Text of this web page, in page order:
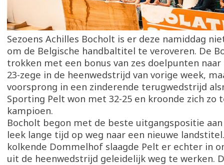
Sezoens Achilles Bocholt is er deze namiddag
om de Belgische handbaltitel te veroveren. De
trokken met een bonus van zes doelpunten naar
23-zege in de heenwedstrijd van vorige week,
voorsprong in een zinderende terugwedstrijd
Sporting Pelt won met 32-25 en kroonde zich zo
kampioen.
Bocholt begon met de beste uitgangspositie
leek lange tijd op weg naar een nieuwe
kolkende Dommelhof slaagde Pelt er echter in
uit de heenwedstrijd geleidelijk weg te werken.